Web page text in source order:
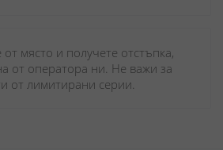
от място и получете отстъпка,
от оператора ни. Не важи за
от лимитирани серии.